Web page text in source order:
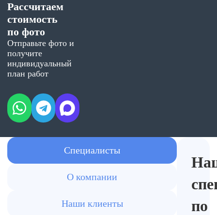
Рассчитаем
стоимость
по фото
Отправьте фото и
получите
индивидуальный
план работ
Специалисты
О компании
Наши клиенты
по